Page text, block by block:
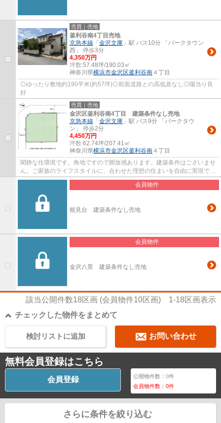
売買｜売地
釜利谷南4丁目売地
京急本線 「 金沢文庫 」駅 バス10分 「パークタウン
西」 停歩3分
4,350万円
坪数:57.48坪/190.03㎡
神奈川県横浜市金沢区釜利谷南 ４丁目
◎ゆったり敷地約190平米(約57坪)◎前面道路との高低差なし◎陽当り良
好
売買｜売地
金沢区釜利谷南4丁目 建築条件なし売地
京急本線 「 金沢文庫 」駅 バス9分 「パークタウ
ン」 停歩2分
4,450万円
坪数:62.74坪/207.41㎡
神奈川県横浜市金沢区釜利谷南 ４丁目
閑静な住環境です。角地ですので開放感あります。建築条件はございませ
ん。ご家族のライフスタイルに、合わせた理想の住まいを自由に実現でき
ます。
会員物件
能見台 建築条件なし売地
会員物件
金沢八景 建築条件なし売地
該当公開件数18区画 (会員物件10区画) 1-18区画表示
チェックした物件をまとめて
お問い合わせ
検討リストに追加
無料会員登録はこちら
会員登録 公開物件数：0件
会員物件数：0件
さらに条件を絞り込む